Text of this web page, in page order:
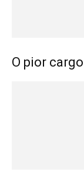
O pior